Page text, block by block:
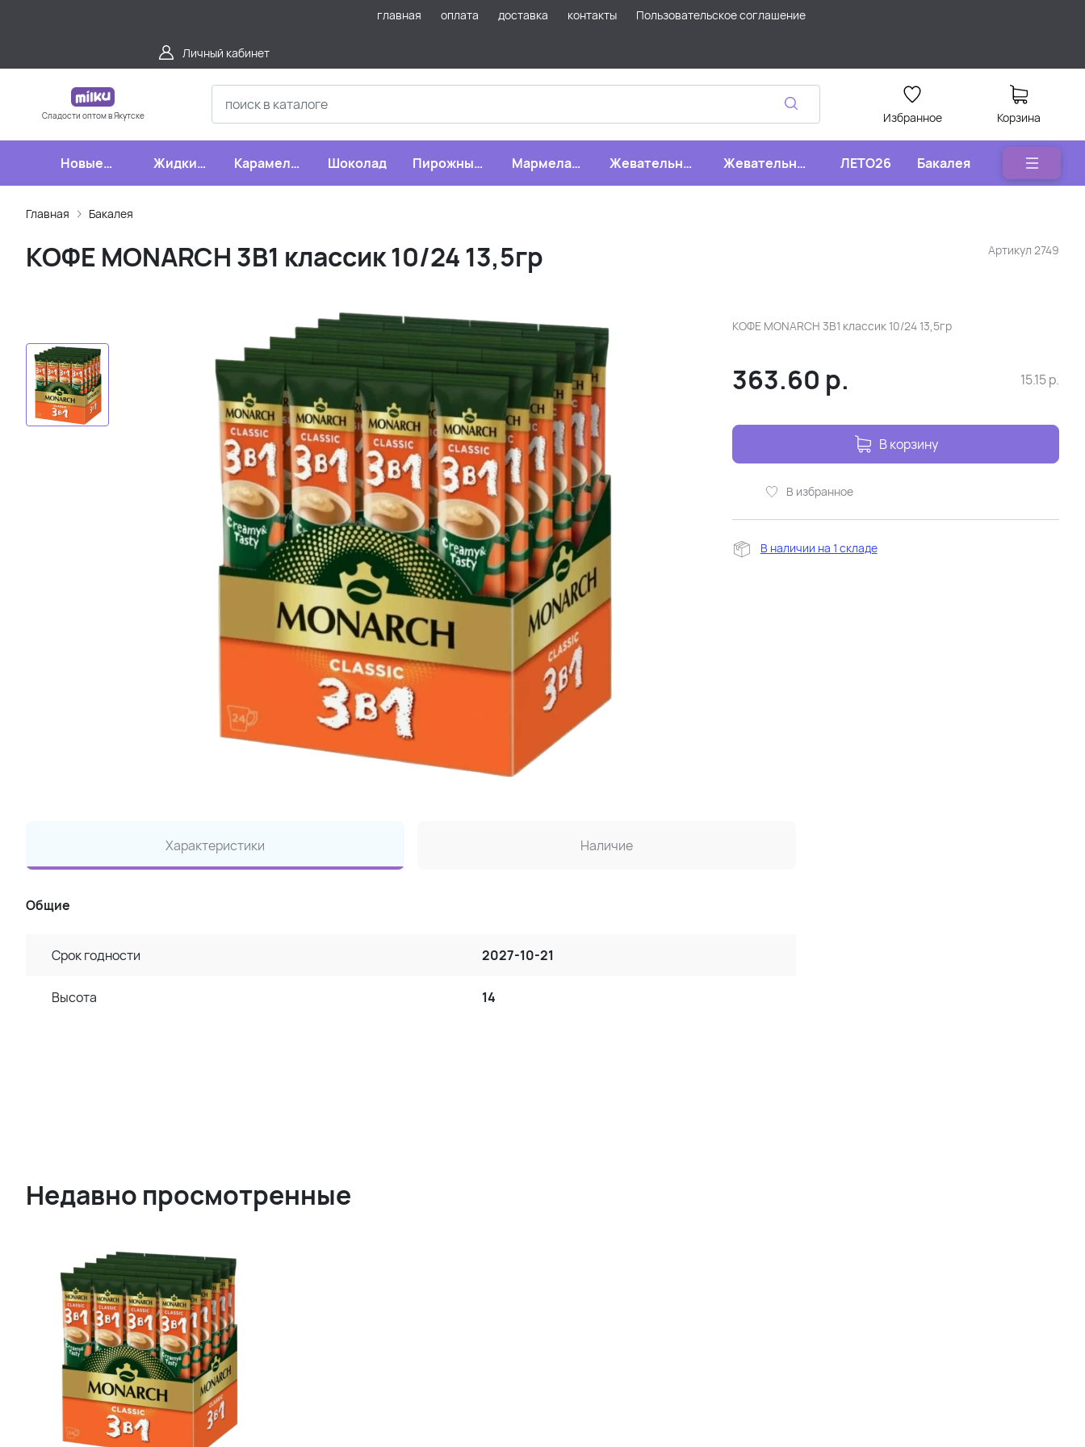
главная оплата доставка контакты Пользовательское соглашение
Личный кабинет
Сладости оптом в Якутске Избранное Корзина
Новые
поступления
Жидкие
конфеты
Карамель,
леденцы,
Шоколад
Пирожные,
бисквиты,
Мармелад,
зефир,
Жевательная
резинка
Жевательные
конфеты
ЛЕТО26 Бакалея
Главная Бакалея
Артикул 2749
КОФЕ MONARCH 3В1 классик 10/24 13,5гр
КОФЕ MONARCH 3В1 классик 10/24 13,5гр
363.60 р. 15.15р.
В корзину
В избранное
В наличии на 1 складе
Характеристики Наличие
Общие
Срок годности 2027-10-21
Высота 14
Недавно просмотренные